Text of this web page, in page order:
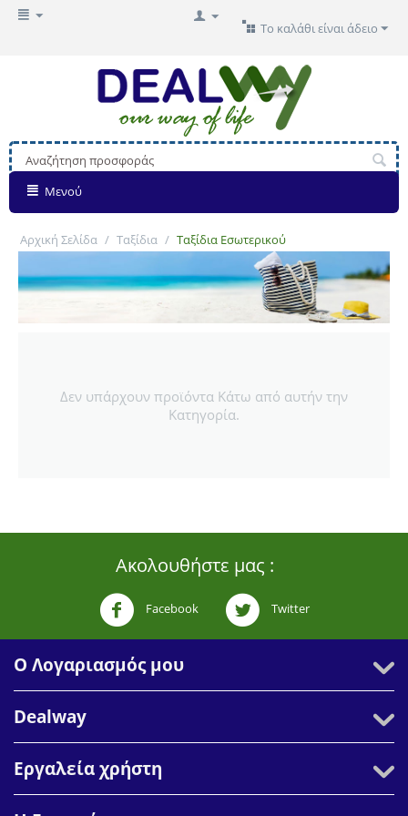
Το καλάθι είναι άδειο
Μενού
Αρχική Σελίδα / Ταξίδια / Ταξίδια Εσωτερικού
Δεν υπάρχουν προϊόντα Κάτω από αυτήν την
Κατηγορία.
Ακολουθήστε μας :
Facebook Twitter
Ο Λογαριασμός μου
Dealway
Εργαλεία χρήστη